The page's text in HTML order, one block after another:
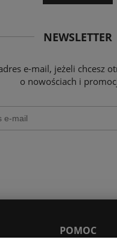
NEWSLETTER
e-mail, jeżeli chcesz
o nowościach i
POMOC